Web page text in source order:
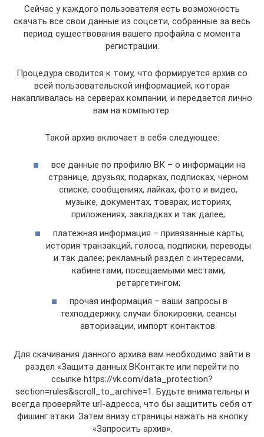
Сейчас у каждого пользователя есть возможность
скачать все свои данные из соцсети, собранные за весь
период существования вашего профайла с момента
регистрации.
Процедура сводится к тому, что формируется архив со
всей пользовательской информацией, которая
накапливалась на серверах компании, и передается лично
вам на компьютер.
Такой архив включает в себя следующее:
все данные по профилю ВК – о информации на
странице, друзьях, подарках, подписках, черном
списке, сообщениях, лайках, фото и видео,
музыке, документах, товарах, историях,
приложениях, закладках и так далее;
платежная информация – привязанные карты,
история транзакций, голоса, подписки, переводы
и так далее; рекламный раздел с интересами,
кабинетами, посещаемыми местами,
ретаргетингом;
прочая информация – ваши запросы в
техподдержку, случаи блокировки, сеансы
авторизации, импорт контактов.
Для скачивания данного архива вам необходимо зайти в
раздел «Защита данных ВКонтакте или перейти по
ссылке https://vk.com/data_protection?
section=rules&scroll_to_archive=1. Будьте внимательны и
всегда проверяйте url-адресса, что бы защитить себя от
фишинг атаки. Затем внизу страницы нажать на кнопку
«Запросить архив».